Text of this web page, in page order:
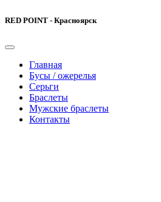
RED POINT - Красноярск
Главная
Бусы / ожерелья
Серьги
Браслеты
Мужские браслеты
Контакты